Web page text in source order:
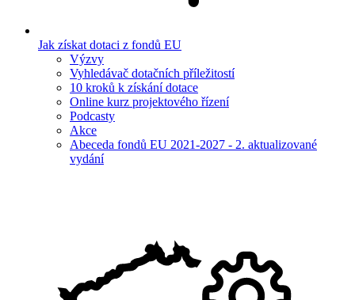
Jak získat dotaci z fondů EU
Výzvy
Vyhledávač dotačních příležitostí
10 kroků k získání dotace
Online kurz projektového řízení
Podcasty
Akce
Abeceda fondů EU 2021-2027 - 2. aktualizované
vydání